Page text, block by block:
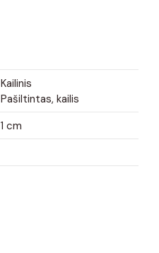
Kailinis
Pašiltintas, kailis
1 cm